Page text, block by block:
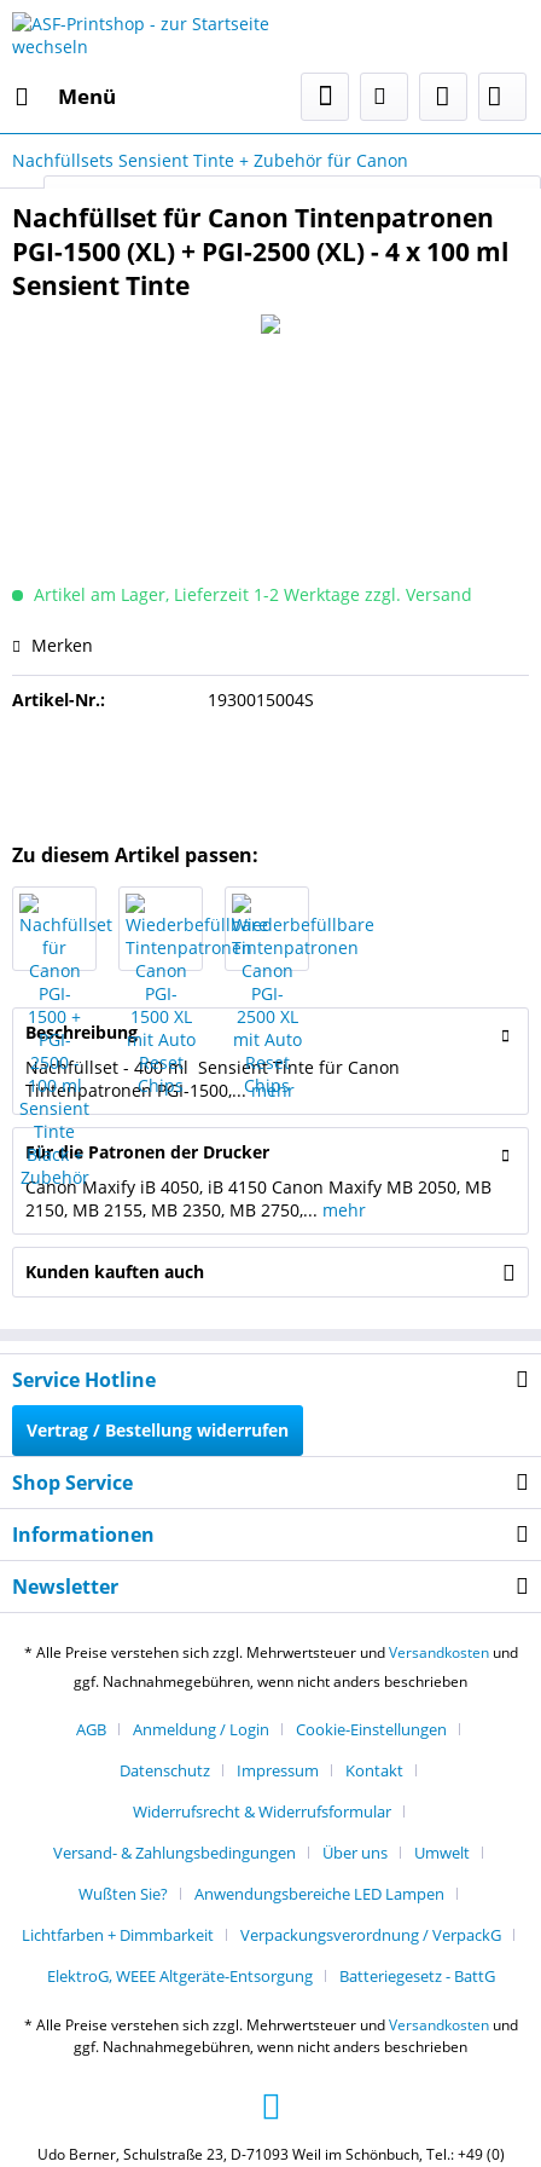
Menü
Select Language
Nachfüllsets Sensient Tinte + Zubehör für Canon
Nachfüllset für Canon Tintenpatronen
PGI-1500 (XL) + PGI-2500 (XL) - 4 x 100 ml
Sensient Tinte
Artikel am Lager, Lieferzeit 1-2 Werktage zzgl. Versand
Merken
Artikel-Nr.: 1930015004S
Zu diesem Artikel passen:
Beschreibung
Nachfüllset - 400 ml Sensient Tinte für Canon
Tintenpatronen PGI-1500,...mehr
Für die Patronen der Drucker
Canon Maxify iB 4050, iB 4150 Canon Maxify MB 2050, MB
2150, MB 2155, MB 2350, MB 2750,... mehr
Kunden kauften auch
Service Hotline
Vertrag / Bestellung widerrufen
Shop Service
Informationen
Newsletter
* Alle Preise verstehen sich zzgl. Mehrwertsteuer undVersandkostenund
ggf. Nachnahmegebühren, wenn nicht anders beschrieben
AGB Anmeldung / Login
Cookie-Einstellungen
Datenschutz
Impressum
Kontakt
Widerrufsrecht & Widerrufsformular
Versand- & Zahlungsbedingungen
Über uns
Umwelt
Wußten Sie?
Anwendungsbereiche LED Lampen
Lichtfarben + Dimmbarkeit
Verpackungsverordnung / VerpackG
ElektroG, WEEE Altgeräte-Entsorgung
Batteriegesetz - BattG
* Alle Preise verstehen sich zzgl. Mehrwertsteuer undVersandkostenund
ggf. Nachnahmegebühren, wenn nicht anders beschrieben
Udo Berner, Schulstraße 23, D-71093 Weil im Schönbuch, Tel.: +49 (0)